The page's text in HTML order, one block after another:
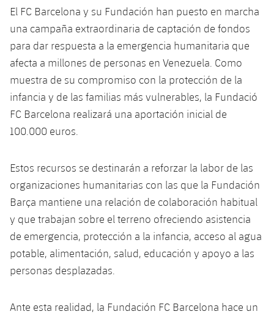
El FC Barcelona y su Fundación han puesto en marcha
una campaña extraordinaria de captación de fondos
para dar respuesta a la emergencia humanitaria que
afecta a millones de personas en Venezuela. Como
muestra de su compromiso con la protección de la
infancia y de las familias más vulnerables, la Fundació
FC Barcelona realizará una aportación inicial de
100.000 euros.
Estos recursos se destinarán a reforzar la labor de las
organizaciones humanitarias con las que la Fundación
Barça mantiene una relación de colaboración habitual
y que trabajan sobre el terreno ofreciendo asistencia
de emergencia, protección a la infancia, acceso al agua
potable, alimentación, salud, educación y apoyo a las
personas desplazadas.
Ante esta realidad, la Fundación FC Barcelona hace un